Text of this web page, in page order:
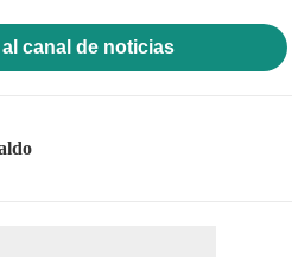
canal de noticias